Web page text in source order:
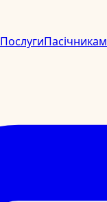
ПослугиПасічникам